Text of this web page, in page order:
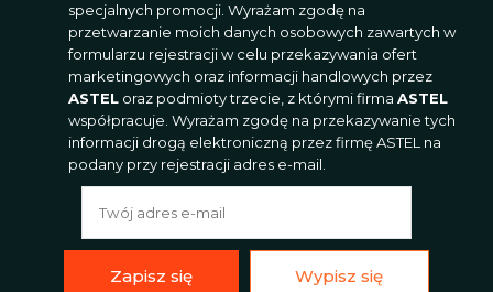
specjalnych promocji. Wyrażam zgodę na
przetwarzanie moich danych osobowych zawartych w
formularzu rejestracji w celu przekazywania ofert
marketingowych oraz informacji handlowych przez
ASTEL oraz podmioty trzecie, z którymi firma ASTEL
współpracuje. Wyrażam zgodę na przekazywanie tych
informacji drogą elektroniczną przez firmę ASTEL na
podany przy rejestracji adres e-mail.
Zapisz się Wypisz się